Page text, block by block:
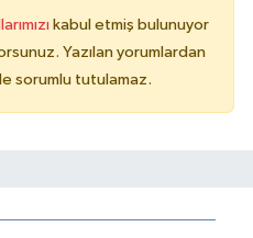
kabul etmiş bulunuyor
Yazılan yorumlardan
sorumlu tutulamaz.